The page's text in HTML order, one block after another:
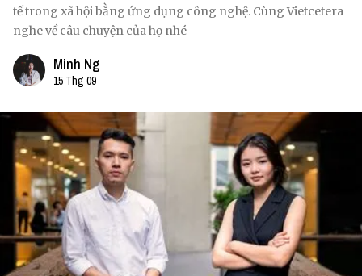
tế trong xã hội bằng ứng dụng công nghệ. Cùng Vietcetera
nghe về câu chuyện của họ nhé
Minh Ng
15 Thg 09